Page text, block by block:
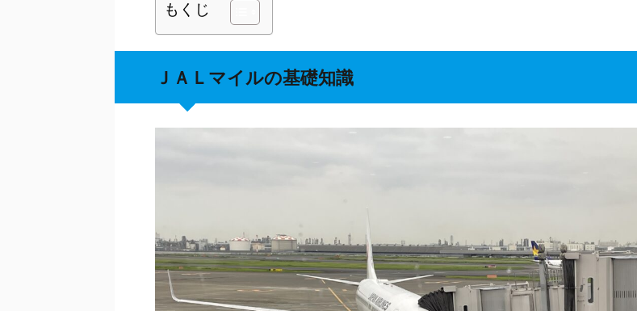
もくじ
ＪＡＬマイルの基礎知識